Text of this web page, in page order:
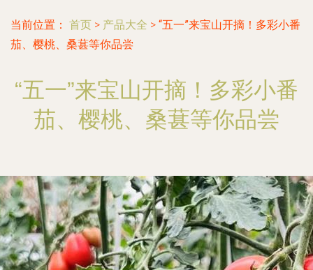
当前位置： 首页 > 产品大全 > “五一”来宝山开摘！多彩小番
茄、樱桃、桑葚等你品尝
“五一”来宝山开摘！多彩小番
茄、樱桃、桑葚等你品尝